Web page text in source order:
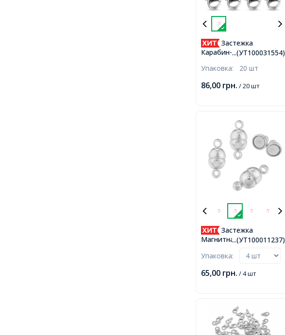
...(УТ100031554)
Застежка
Карабин-Лобстер,
12х7.5х3.5мм, Отверстие
Упаковка: 20 шт
86,00 грн. / 20 шт
...(УТ100011237)
Застежка
Магнитная, Латунь,
Колечками,Платина,
Упаковка:
65,00 грн. / 4 шт